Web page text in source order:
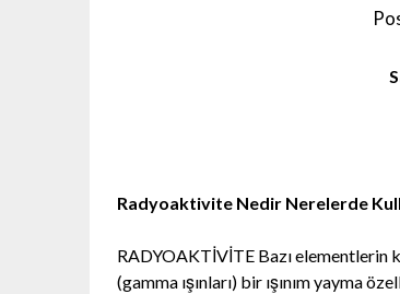
Radyoaktivite Nedir Nerelerde
RADYOAKTİVİTE Bazı
(gamma ışınları) bir ışınım yayma